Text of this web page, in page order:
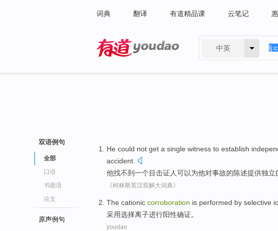
词典 翻译 有道精品课 云笔记
中英
双语例句
全部
口语
书面语
论文
原声例句
He could not get a single witness to establish
accident
他找不到一个目击证人可以为他对事故的陈述提供独立
《柯林斯英汉双解大词典》
The cationic corroboration is performed by selective
采用选择离子进行阳性确证。
youdao